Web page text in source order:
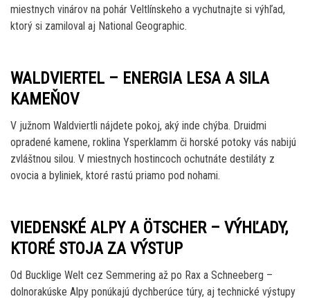
miestnych vinárov na pohár Veltlínskeho a vychutnajte si výhľad,
ktorý si zamiloval aj National Geographic.
WALDVIERTEL – ENERGIA LESA A SILA
KAMEŇOV
V južnom Waldviertli nájdete pokoj, aký inde chýba. Druidmi
opradené kamene, roklina Ysperklamm či horské potoky vás nabijú
zvláštnou silou. V miestnych hostincoch ochutnáte destiláty z
ovocia a byliniek, ktoré rastú priamo pod nohami.
VIEDENSKÉ ALPY A ÖTSCHER – VÝHĽADY,
KTORÉ STOJA ZA VÝSTUP
Od Bucklige Welt cez Semmering až po Rax a Schneeberg –
dolnorakúske Alpy ponúkajú dychberúce túry, aj technické výstupy